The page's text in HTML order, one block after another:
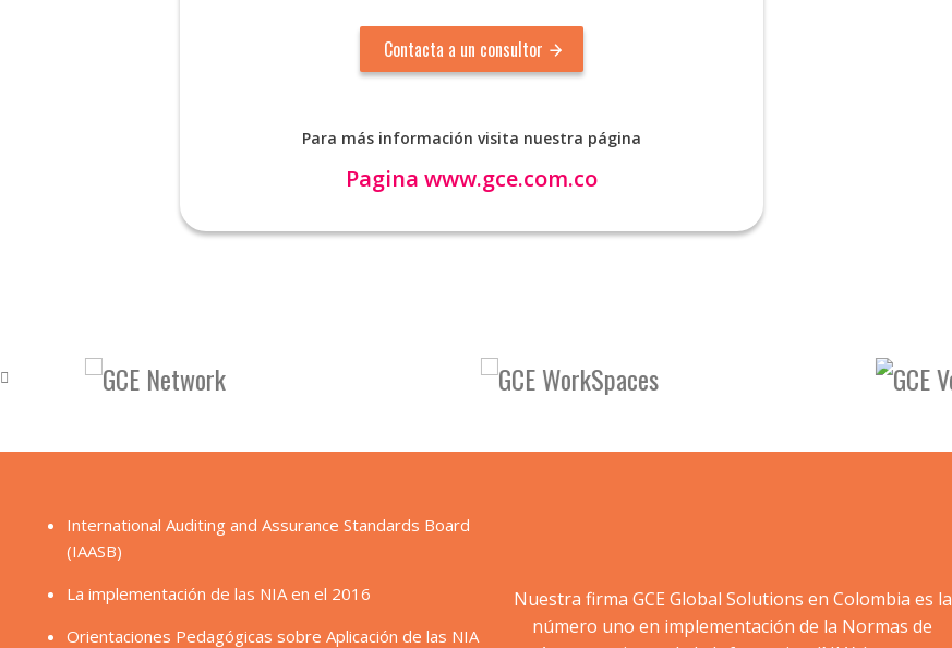
Para más información visita nuestra página
Pagina www.gce.com.co
International Auditing and Assurance Standards Board
(IAASB)
La implementación de las NIA en el 2016
Orientaciones Pedagógicas sobre Aplicación de las NIA
Nuestra firma GCE Global Solutions en Colombia es la
número uno en implementación de la Normas de